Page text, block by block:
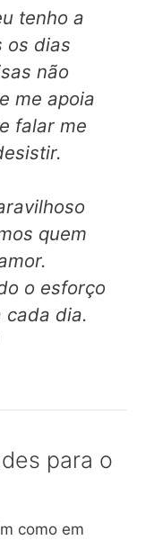
tenho a
os dias
não
me apoia
falar me
quem
o esforço
cada dia.
para o
como em